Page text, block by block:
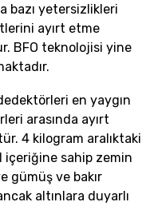
bazı yetersizlikleri
ayırt etme
BFO teknolojisi yine
en yaygın
arasında ayırt
4 kilogram aralıktaki
içeriğine sahip zemin
gümüş ve bakır
altınlara duyarlı